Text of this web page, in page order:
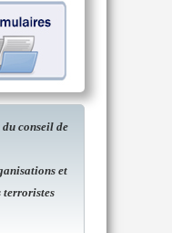
conseil de
et
terroristes